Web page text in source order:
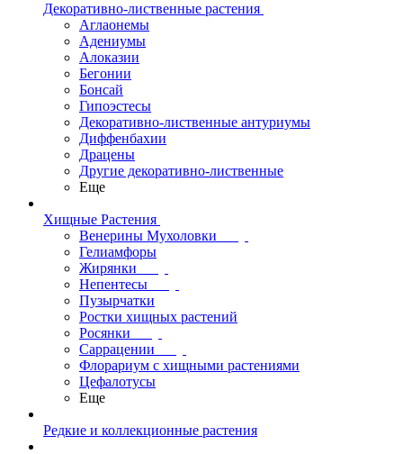
Декоративно-лиственные растения
Аглаонемы
Адениумы
Алоказии
Бегонии
Бонсай
Гипоэстесы
Декоративно-лиственные антуриумы
Диффенбахии
Драцены
Другие декоративно-лиственные
Еще
Хищные Растения
Венерины Мухоловки
Гелиамфоры
Жирянки
Непентесы
Пузырчатки
Ростки хищных растений
Росянки
Саррацении
Флорариум с хищными растениями
Цефалотусы
Еще
Редкие и коллекционные растения